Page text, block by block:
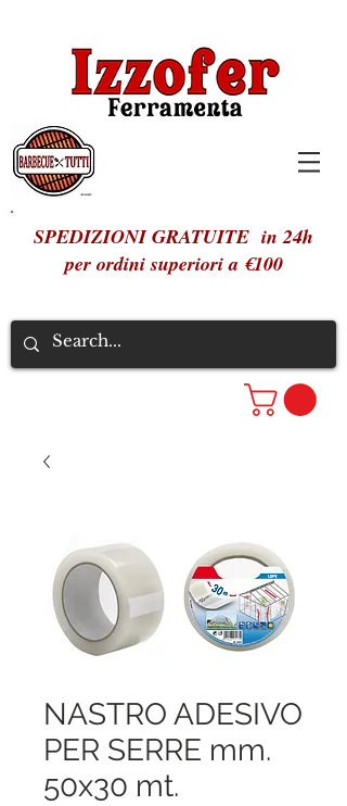
SPEDIZIONI GRATUITE in 24h
per ordini superiori a €100
NASTRO ADESIVO
PER SERRE mm.
50x30 mt.